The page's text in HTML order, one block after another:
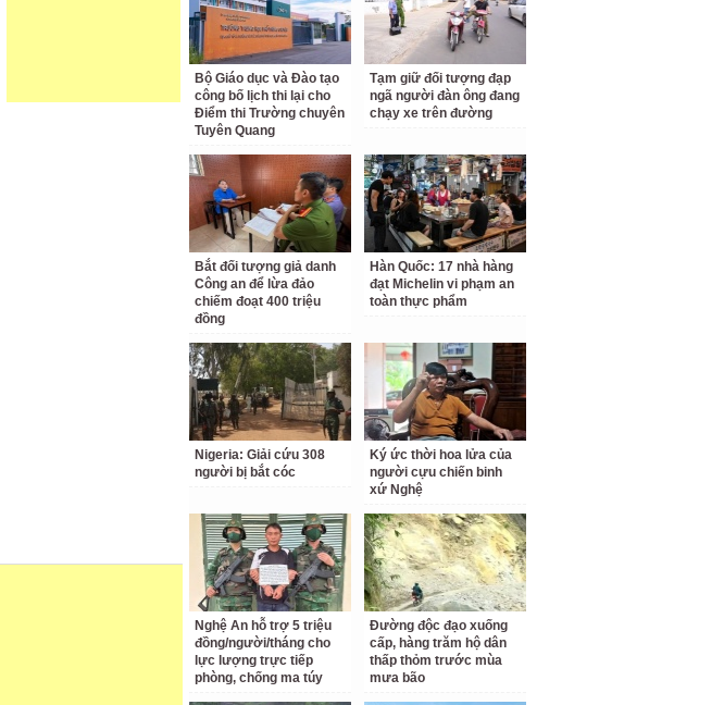
Bộ Giáo dục và Đào tạo
công bố lịch thi lại cho
Điểm thi Trường chuyên
Tuyên Quang
Tạm giữ đối tượng đạp
ngã người đàn ông đang
chạy xe trên đường
Bắt đối tượng giả danh
Công an để lừa đảo
chiếm đoạt 400 triệu
đồng
Hàn Quốc: 17 nhà hàng
đạt Michelin vi phạm an
toàn thực phẩm
Nigeria: Giải cứu 308
người bị bắt cóc
Ký ức thời hoa lửa của
người cựu chiến binh
xứ Nghệ
Nghệ An hỗ trợ 5 triệu
đồng/người/tháng cho
lực lượng trực tiếp
phòng, chống ma túy
Đường độc đạo xuống
cấp, hàng trăm hộ dân
thấp thỏm trước mùa
mưa bão